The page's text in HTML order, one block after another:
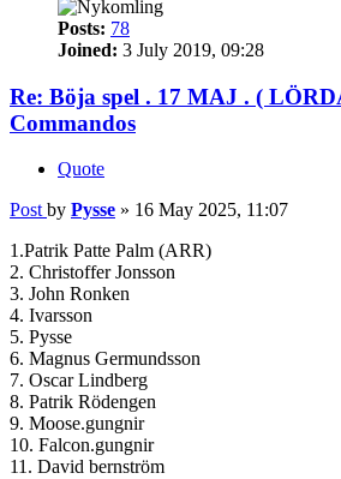
Posts: 78
Joined: 3 July 2019, 09:28
Re: Böja spel . 17 MAJ . (
Commandos
Quote
Post by Pysse » 16 May 2025, 11:07
1.Patrik Patte Palm (ARR)
2. Christoffer Jonsson
3. John Ronken
4. Ivarsson
5. Pysse
6. Magnus Germundsson
7. Oscar Lindberg
8. Patrik Rödengen
9. Moose.gungnir
10. Falcon.gungnir
11. David bernström